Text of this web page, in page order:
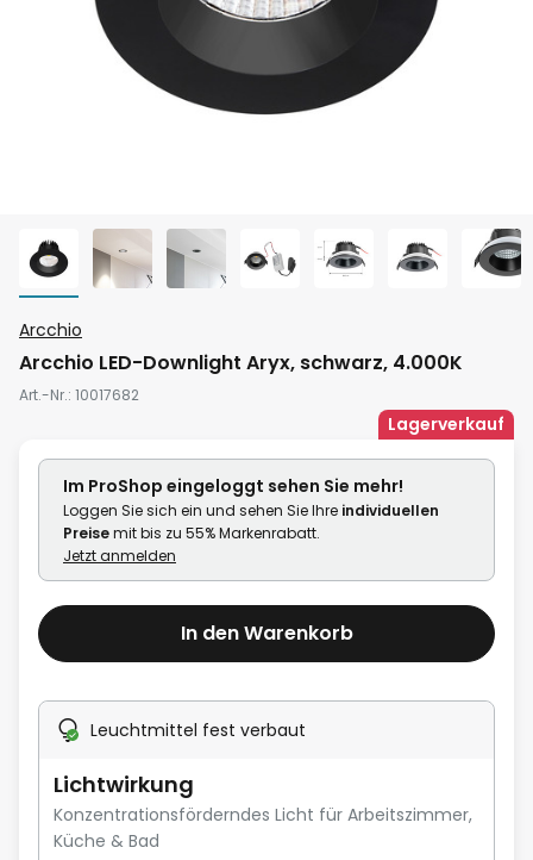
Anfang
der
Bildgalerie
Arcchio
Arcchio LED-Downlight Aryx, schwarz, 4.000K
Art.-Nr. 10017682
Lagerverkauf
Im ProShop eingeloggt sehen Sie mehr!
Loggen Sie sich ein und sehen Sie Ihre individuellen
Preisemit bis zu 55% Markenrabatt.
Jetzt anmelden
In den Warenkorb
Leuchtmittel fest verbaut
Lichtwirkung
Konzentrationsförderndes Licht für Arbeitszimmer,
Küche & Bad